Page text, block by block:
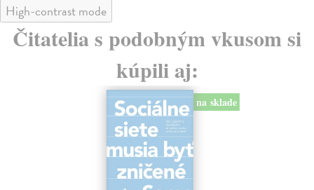
High-contrast mode
Čitatelia s podobným vkusom si
kúpili aj:
na sklade